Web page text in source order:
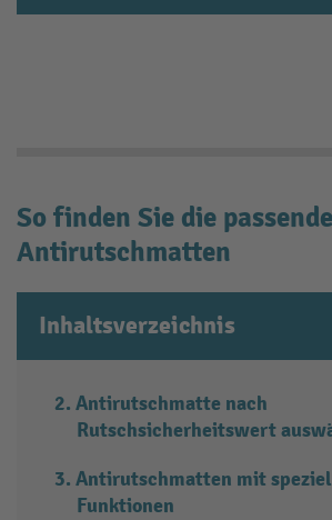
So finden Sie die
Antirutschmatten
Inhaltsverzeichnis
Antirutschmatte nach
Rutschsicherheitswert
Antirutschmatten mit
Funktionen